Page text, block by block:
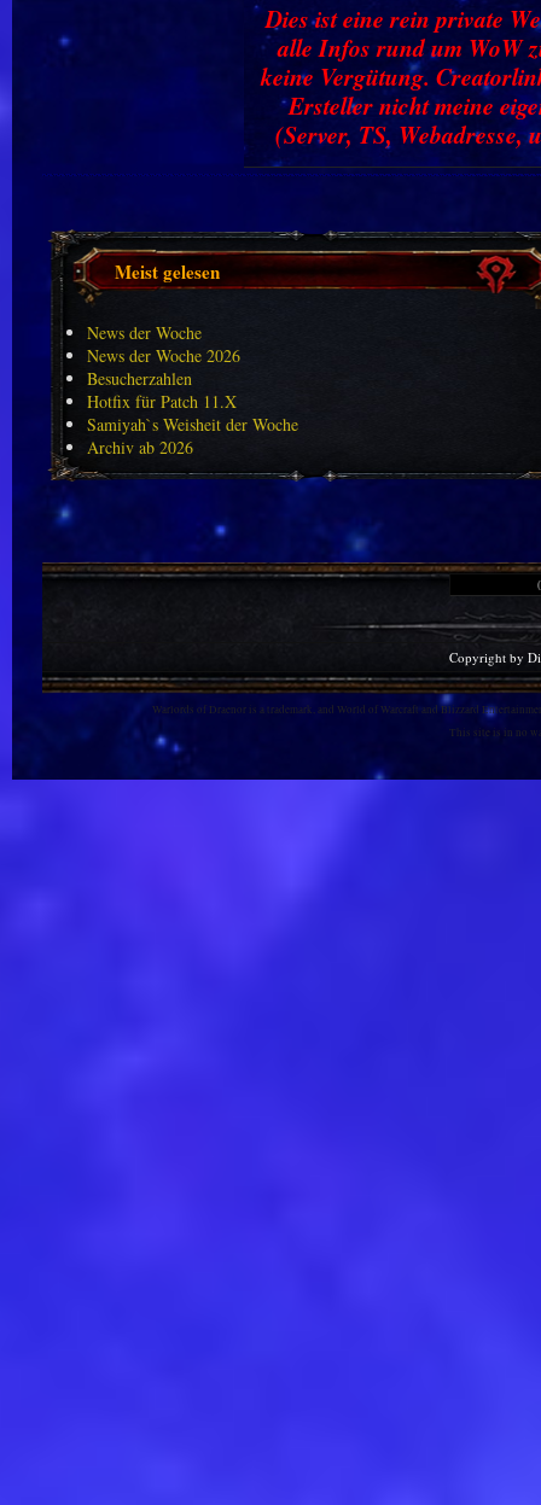
Dies ist eine rein private
alle Infos rund um WoW
keine Vergütung.
Ersteller nicht meine
(Server, TS, Webadresse,
Meist gelesen
News der Woche
News der Woche 2026
Besucherzahlen
Hotfix für Patch 11.X
Samiyah`s Weisheit der Woche
Archiv ab 2026
Copyright by
Warlords of Draenor is a trademark, and World of Warcraft and Blizzard
This site is in no